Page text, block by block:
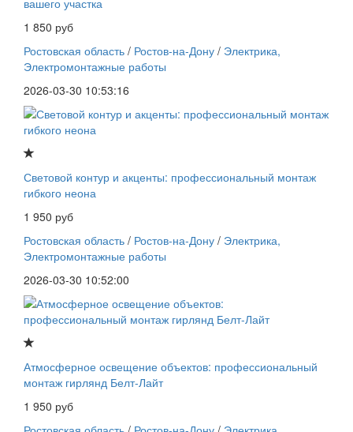
вашего участка
1 850 руб
Ростовская область / Ростов-на-Дону / Электрика,
Электромонтажные работы
2026-03-30 10:53:16
Световой контур и акценты: профессиональный монтаж
гибкого неона
1 950 руб
Ростовская область / Ростов-на-Дону / Электрика,
Электромонтажные работы
2026-03-30 10:52:00
Атмосферное освещение объектов: профессиональный
монтаж гирлянд Белт-Лайт
1 950 руб